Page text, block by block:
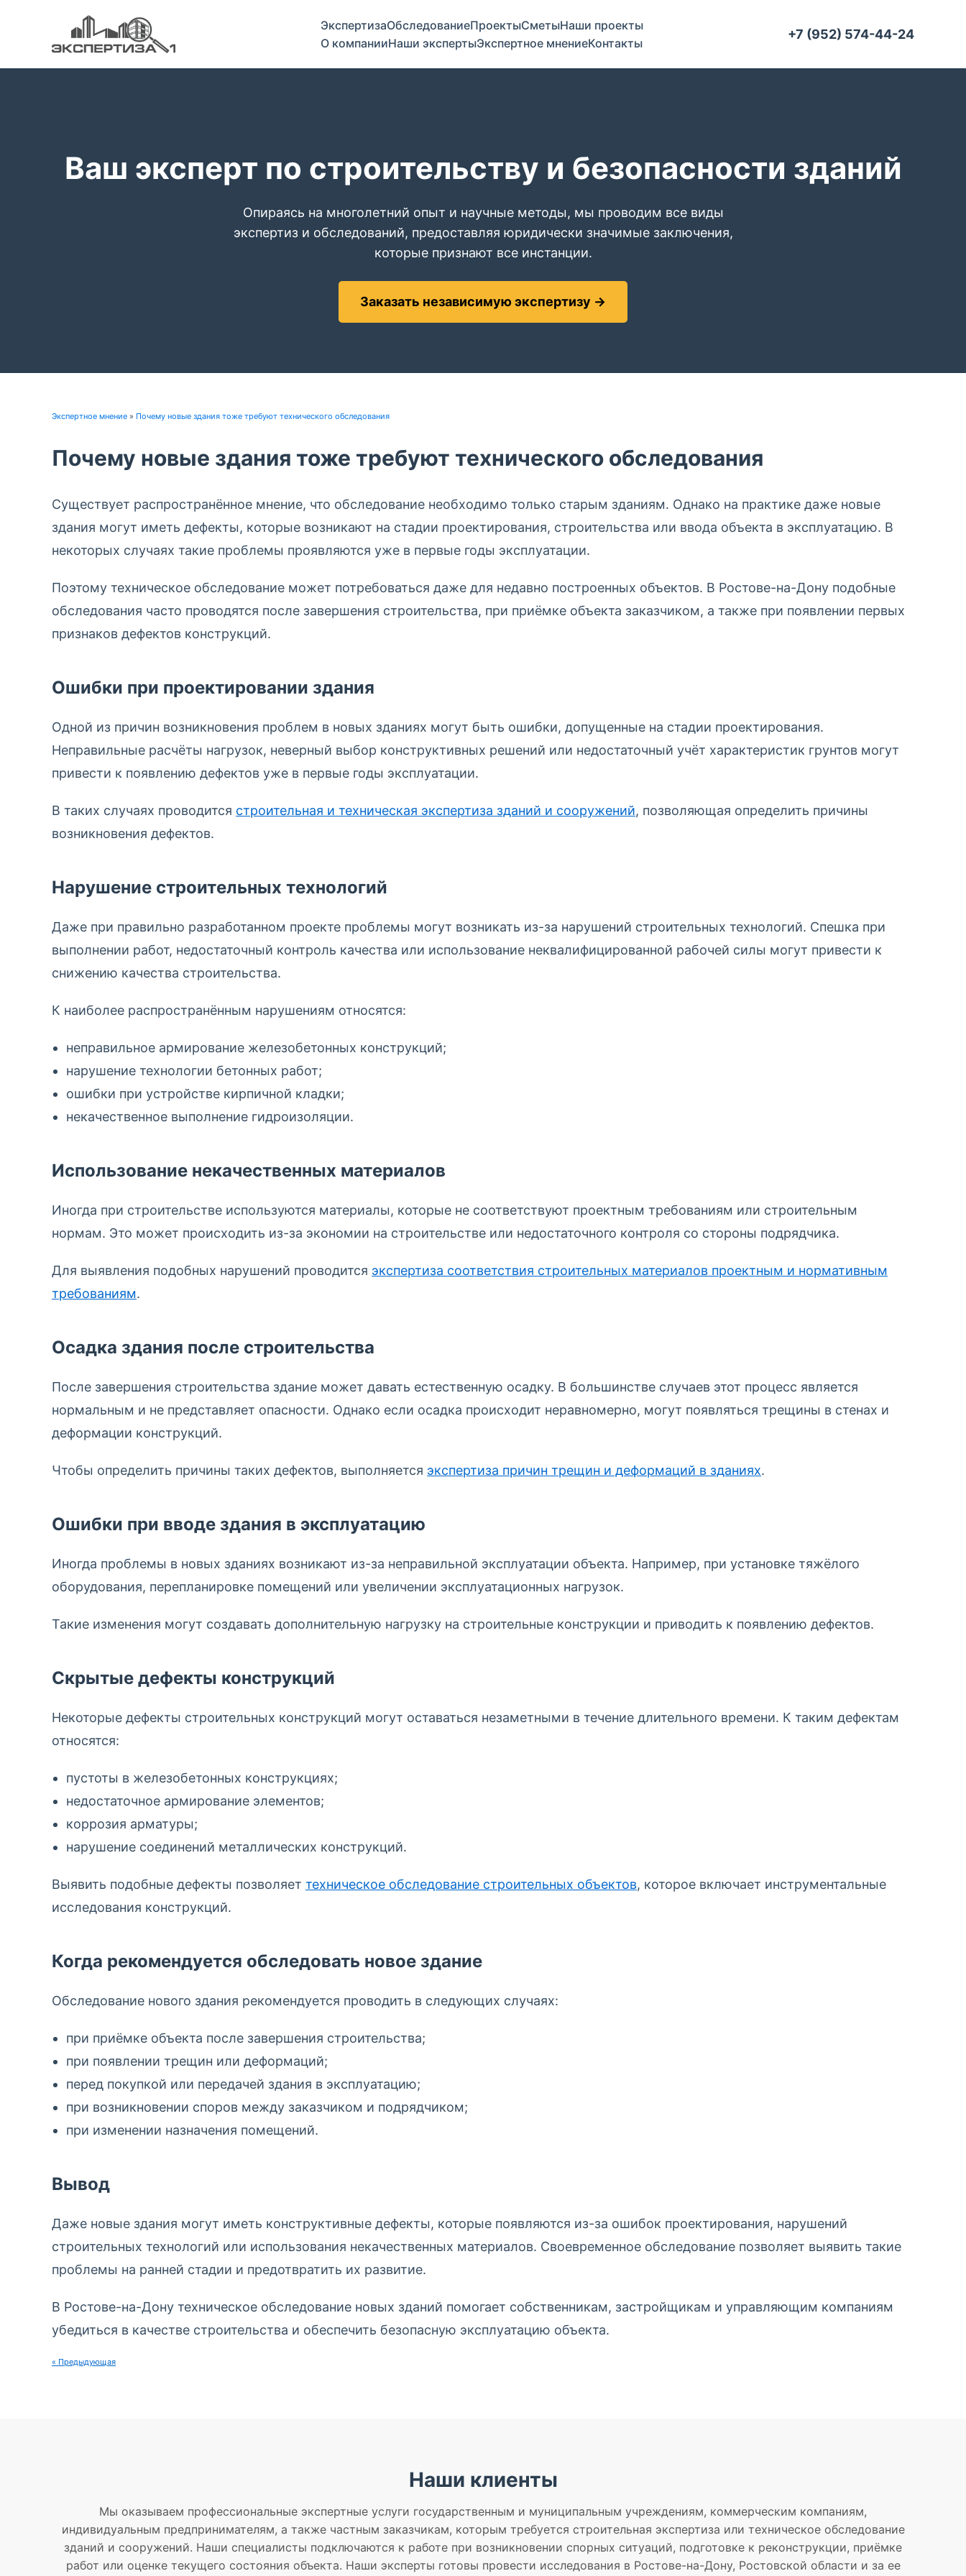
ЭкспертизаОбследованиеПроектыСметыНаши проекты
О компанииНаши экспертыЭкспертное мнениеКонтакты
+7 (952) 574-44-24
Ваш эксперт по строительству и безопасности зданий
Опираясь на многолетний опыт и научные методы, мы проводим все виды
экспертиз и обследований, предоставляя юридически значимые заключения,
которые признают все инстанции.
Заказать независимую экспертизу →
Экспертное мнение » Почему новые здания тоже требуют технического обследования
Почему новые здания тоже требуют технического обследования
Существует распространённое мнение, что обследование необходимо только старым зданиям. Однако на практике даже новые
здания могут иметь дефекты, которые возникают на стадии проектирования, строительства или ввода объекта в эксплуатацию. В
некоторых случаях такие проблемы проявляются уже в первые годы эксплуатации.
Поэтому техническое обследование может потребоваться даже для недавно построенных объектов. В Ростове-на-Дону подобные
обследования часто проводятся после завершения строительства, при приёмке объекта заказчиком, а также при появлении первых
признаков дефектов конструкций.
Ошибки при проектировании здания
Одной из причин возникновения проблем в новых зданиях могут быть ошибки, допущенные на стадии проектирования.
Неправильные расчёты нагрузок, неверный выбор конструктивных решений или недостаточный учёт характеристик грунтов могут
привести к появлению дефектов уже в первые годы эксплуатации.
В таких случаях проводится строительная и техническая экспертиза зданий и сооружений, позволяющая определить причины
возникновения дефектов.
Нарушение строительных технологий
Даже при правильно разработанном проекте проблемы могут возникать из-за нарушений строительных технологий. Спешка при
выполнении работ, недостаточный контроль качества или использование неквалифицированной рабочей силы могут привести к
снижению качества строительства.
К наиболее распространённым нарушениям относятся:
неправильное армирование железобетонных конструкций;
нарушение технологии бетонных работ;
ошибки при устройстве кирпичной кладки;
некачественное выполнение гидроизоляции.
Использование некачественных материалов
Иногда при строительстве используются материалы, которые не соответствуют проектным требованиям или строительным
нормам. Это может происходить из-за экономии на строительстве или недостаточного контроля со стороны подрядчика.
Для выявления подобных нарушений проводится экспертиза соответствия строительных материалов проектным и нормативным
требованиям.
Осадка здания после строительства
После завершения строительства здание может давать естественную осадку. В большинстве случаев этот процесс является
нормальным и не представляет опасности. Однако если осадка происходит неравномерно, могут появляться трещины в стенах и
деформации конструкций.
Чтобы определить причины таких дефектов, выполняется экспертиза причин трещин и деформаций в зданиях.
Ошибки при вводе здания в эксплуатацию
Иногда проблемы в новых зданиях возникают из-за неправильной эксплуатации объекта. Например, при установке тяжёлого
оборудования, перепланировке помещений или увеличении эксплуатационных нагрузок.
Такие изменения могут создавать дополнительную нагрузку на строительные конструкции и приводить к появлению дефектов.
Скрытые дефекты конструкций
Некоторые дефекты строительных конструкций могут оставаться незаметными в течение длительного времени. К таким дефектам
относятся:
пустоты в железобетонных конструкциях;
недостаточное армирование элементов;
коррозия арматуры;
нарушение соединений металлических конструкций.
Выявить подобные дефекты позволяет техническое обследование строительных объектов, которое включает инструментальные
исследования конструкций.
Когда рекомендуется обследовать новое здание
Обследование нового здания рекомендуется проводить в следующих случаях:
при приёмке объекта после завершения строительства;
при появлении трещин или деформаций;
перед покупкой или передачей здания в эксплуатацию;
при возникновении споров между заказчиком и подрядчиком;
при изменении назначения помещений.
Вывод
Даже новые здания могут иметь конструктивные дефекты, которые появляются из-за ошибок проектирования, нарушений
строительных технологий или использования некачественных материалов. Своевременное обследование позволяет выявить такие
проблемы на ранней стадии и предотвратить их развитие.
В Ростове-на-Дону техническое обследование новых зданий помогает собственникам, застройщикам и управляющим компаниям
убедиться в качестве строительства и обеспечить безопасную эксплуатацию объекта.
« Предыдующая
Наши клиенты
Мы оказываем профессиональные экспертные услуги государственным и муниципальным учреждениям, коммерческим компаниям,
индивидуальным предпринимателям, а также частным заказчикам, которым требуется строительная экспертиза или техническое обследование
зданий и сооружений. Наши специалисты подключаются к работе при возникновении спорных ситуаций, подготовке к реконструкции, приёмке
работ или оценке текущего состояния объекта. Наши эксперты готовы провести исследования в Ростове-на-Дону, Ростовской области и за ее